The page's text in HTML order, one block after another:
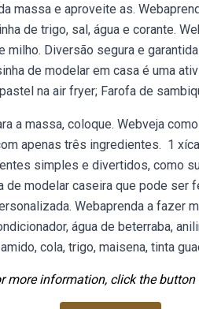
massa e aproveite as.
de trigo, sal, água e corante.
Diversão segura e
de modelar em casa é uma
na air fryer; Farofa de
a massa, coloque. Webveja
apenas três ingredientes. ️ 1
simples e divertidos, como
de modelar caseira que pode ser
Webaprenda a fazer
água de beterraba,
cola, trigo, maisena, tinta
more information, click the button